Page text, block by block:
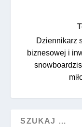
Dziennikarz
biznesowej i